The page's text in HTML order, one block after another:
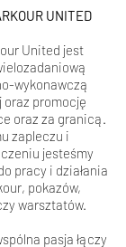
UNITED
United jest
wykonawczą
oraz promocję
oraz za granicą.
zapleczu i
jesteśmy
pracy i działania
pokazów,
warsztatów.
pasja łączy